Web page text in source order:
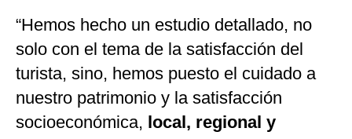
“Hemos hecho un estudio detallado, no
solo con el tema de la satisfacción del
turista, sino, hemos puesto el cuidado a
nuestro patrimonio y la satisfacción
socioeconómica, local, regional y